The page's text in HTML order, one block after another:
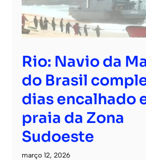
Rio: Navio da
do Brasil
dias encalhado
praia da Zona
Sudoeste
março 12, 2026